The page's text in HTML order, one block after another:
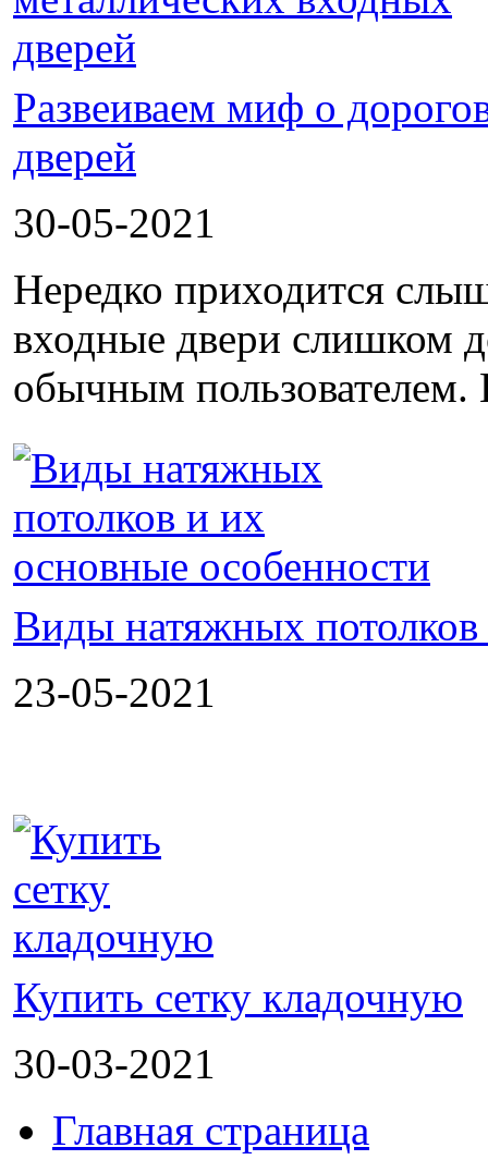
Развеиваем миф о
дверей
30-05-2021
Нередко приходится
входные двери слишком
обычным пользователем.
Виды натяжных
23-05-2021
Купить сетку кладочную
30-03-2021
Главная страница